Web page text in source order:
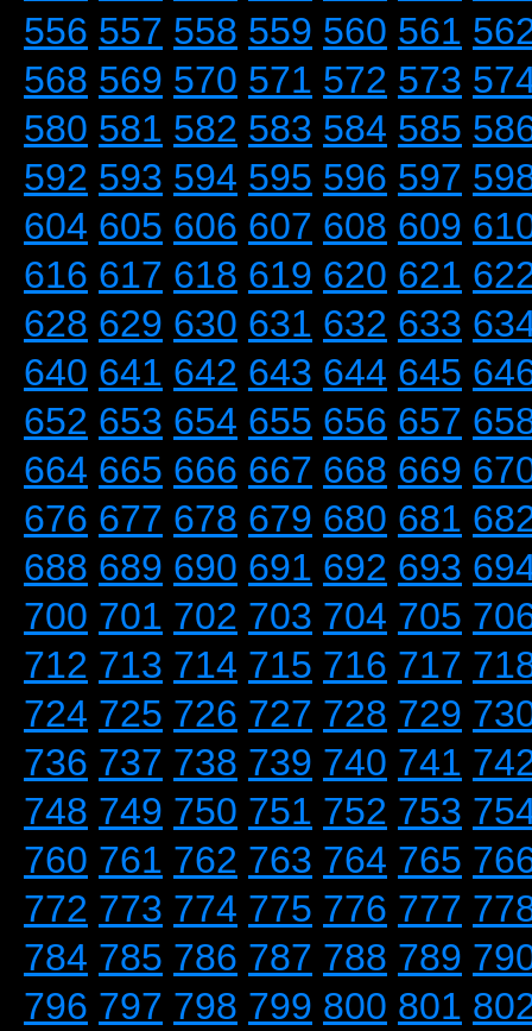
556 557 558 559 560 561
568 569 570 571 572 573
580 581 582 583 584 585
592 593 594 595 596 597
604 605 606 607 608 609
616 617 618 619 620 621
628 629 630 631 632 633
640 641 642 643 644 645
652 653 654 655 656 657
664 665 666 667 668 669
676 677 678 679 680 681
688 689 690 691 692 693
700 701 702 703 704 705
712 713 714 715 716 717
724 725 726 727 728 729
736 737 738 739 740 741
748 749 750 751 752 753
760 761 762 763 764 765
772 773 774 775 776 777
784 785 786 787 788 789
796 797 798 799 800 801